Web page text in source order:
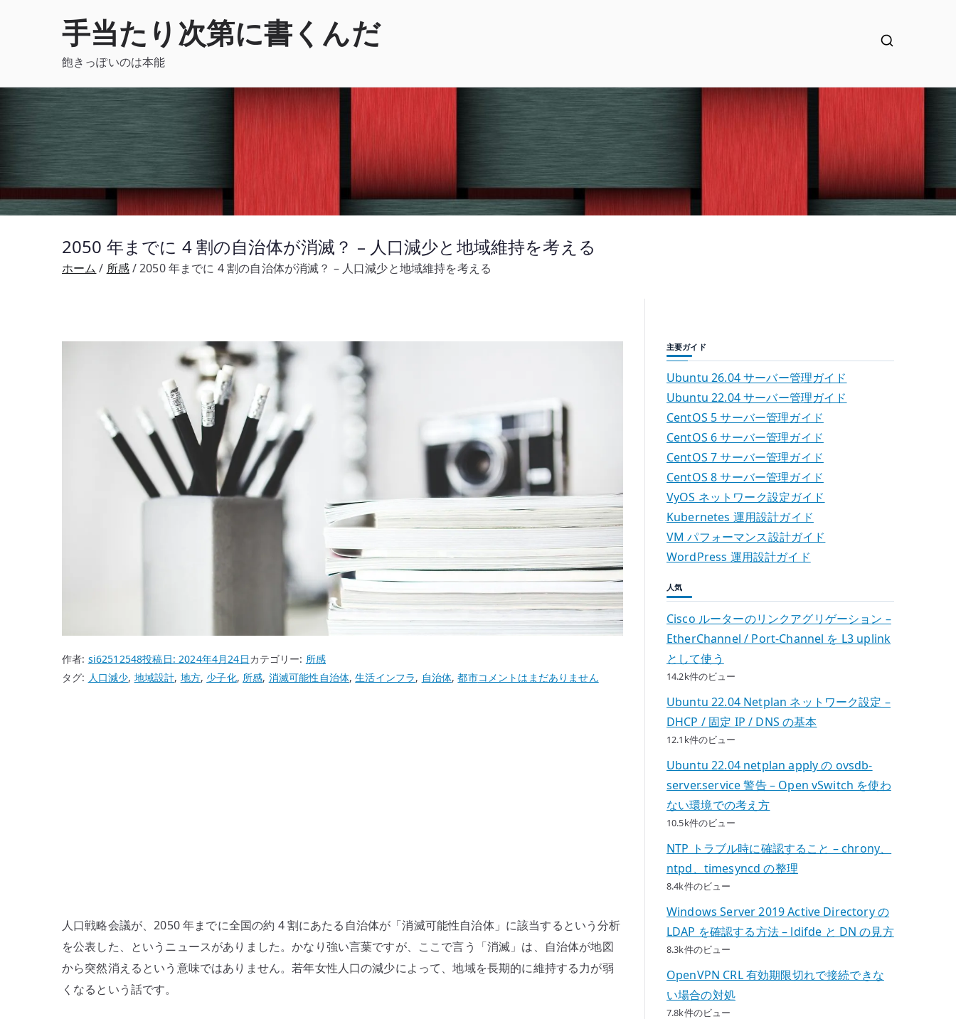
手当たり次第に書くんだ
飽きっぽいのは本能
2050 年までに 4 割の自治体が消滅？ – 人口減少と地域維持を考える
ホーム 所感 2050 年までに 4 割の自治体が消滅？ – 人口減少と地域維持を考える
作者: si62512548投稿日:2024年4月24日カテゴリー: 所感
タグ: 人口減少, 地域設計, 地方, 少子化, 所感, 消滅可能性自治体,生活インフラ, 自治体,都市2050
滅？
口
コメントはまだありません
人口戦略会議が、2050 年までに全国の約 4 割にあたる自治体が「消滅可能性自治体」に該当するという分析
を公表した、というニュースがありました。かなり強い言葉ですが、ここで言う「消滅」は、自治体が地図
から突然消えるという意味ではありません。若年女性人口の減少によって、地域を長期的に維持する力が弱
くなるという話です。
主要ガイド
Ubuntu 26.04 サーバー管理ガイド
Ubuntu 22.04 サーバー管理ガイド
CentOS 5 サーバー管理ガイド
CentOS 6 サーバー管理ガイド
CentOS 7 サーバー管理ガイド
CentOS 8 サーバー管理ガイド
VyOS ネットワーク設定ガイド
Kubernetes 運用設計ガイド
VM パフォーマンス設計ガイド
WordPress 運用設計ガイド
人気
Cisco ルーターのリンクアグリゲーション –
EtherChannel / Port-Channel を L3 uplink
として使う
14.2k件のビュー
Ubuntu 22.04 Netplan ネットワーク設定 –
DHCP / 固定 IP / DNS の基本
12.1k件のビュー
Ubuntu 22.04 netplan apply の ovsdb-
server.service 警告 – Open vSwitch を使わ
ない環境での考え方
10.5k件のビュー
NTP トラブル時に確認すること – chrony、
ntpd、timesyncd の整理
8.4k件のビュー
Windows Server 2019 Active Directory の
LDAP を確認する方法 – ldifde と DN の見方
8.3k件のビュー
OpenVPN CRL 有効期限切れで接続できな
い場合の対処
7.8k件のビュー